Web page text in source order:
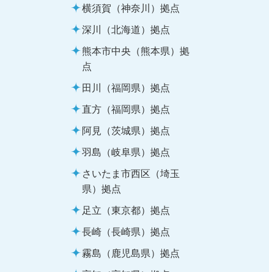
横須賀（神奈川）拠点
深川（北海道）拠点
熊本市中央（熊本県）拠
点
田川（福岡県）拠点
直方（福岡県）拠点
阿見（茨城県）拠点
羽島（岐阜県）拠点
さいたま市西区（埼玉
県）拠点
足立（東京都）拠点
長崎（長崎県）拠点
霧島（鹿児島県）拠点